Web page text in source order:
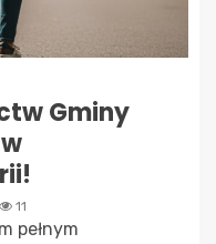
Gminy
11
pełnym